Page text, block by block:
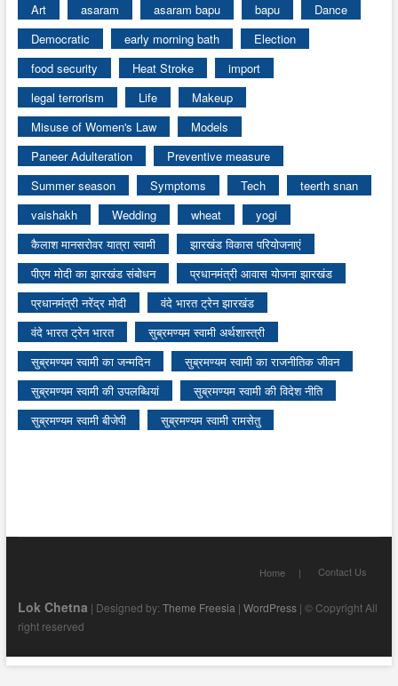
Art
asaram asaram bapu bapu
Dance
Democratic
early morning bath
Election
food security
Heat Stroke
import
legal terrorism
Life
Makeup
Misuse of Women's Law
Models
Paneer Adulteration
Preventive measure
Summer season
Symptoms Tech
teerth snan
vaishakh
Wedding wheat
yogi
कैलाश मानसरोवर यात्रा स्वामी
झारखंड विकास परियोजनाएं
पीएम मोदी का झारखंड संबोधन
प्रधानमंत्री आवास योजना झारखंड
प्रधानमंत्री नरेंद्र मोदी
वंदे भारत ट्रेन झारखंड
वंदे भारत ट्रेन भारत
सुब्रमण्यम स्वामी अर्थशास्त्री
सुब्रमण्यम स्वामी का जन्मदिन
सुब्रमण्यम स्वामी का राजनीतिक जीवन
सुब्रमण्यम स्वामी की उपलब्धियां
सुब्रमण्यम स्वामी की विदेश नीति
सुब्रमण्यम स्वामी बीजेपी
सुब्रमण्यम स्वामी रामसेतु
Home Contact Us
Lok Chetna | Designed by: Theme Freesia | WordPress| © Copyright All
right reserved